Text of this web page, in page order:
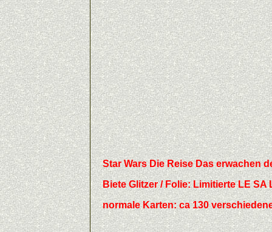
Star Wars Die Reise Das erwachen
BieteGlitzer / Folie:Limitierte LE SA
normale Karten: ca 130